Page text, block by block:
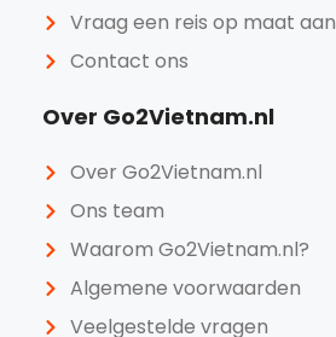
Vraag een reis op maat aan
Contact ons
Over Go2Vietnam.nl
Over Go2Vietnam.nl
Ons team
Waarom Go2Vietnam.nl?
Algemene voorwaarden
Veelgestelde vragen